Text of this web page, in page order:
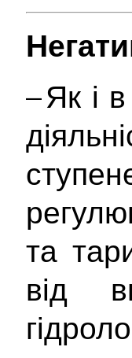
– Як і
та
від